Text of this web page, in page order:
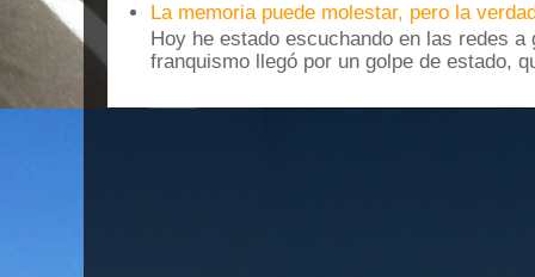
La memoria puede molestar, pero la
Hoy he estado escuchando en las redes a
franquismo llegó por un golpe de estado,